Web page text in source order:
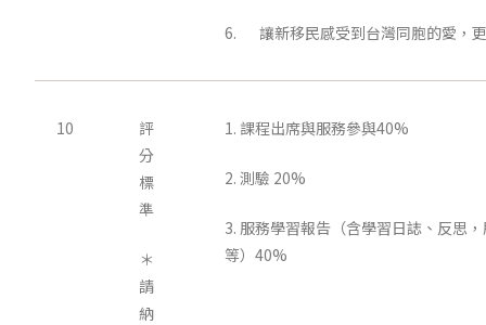
6. 讓新移民感受到台灣同胞的愛，
10
評
分
標
準
＊
請
納
1. 課程出席與服務參與40%
2. 測驗 20%
3. 服務學習報告（含學習日誌、反思
等）40%